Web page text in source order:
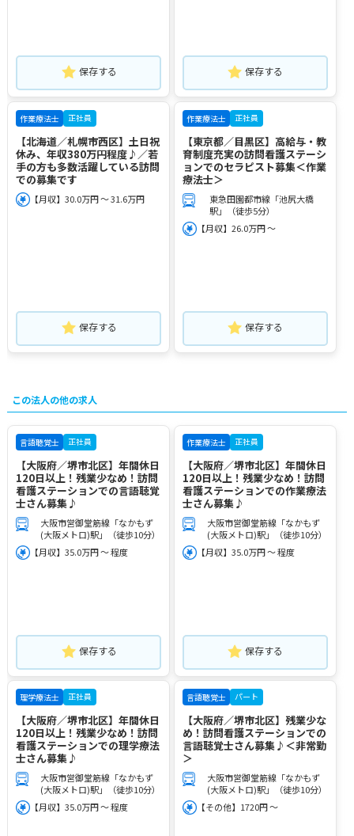
保存する 保存する
作業療法士 正社員
【北海道／札幌市西区】土日祝
休み、年収380万円程度♪／若
手の方も多数活躍している訪問
での募集です
【月収】30.0万円 ～ 31.6万円
保存する
作業療法士 正社員
【東京都／目黒区】高給与・教
育制度充実の訪問看護ステーシ
ョンでのセラピスト募集＜作業
療法士＞
東急田園都市線「池尻大橋
駅」（徒歩5分）
【月収】26.0万円 ～
保存する
この法人の他の求人
言語聴覚士 正社員
【大阪府／堺市北区】年間休日
120日以上！残業少なめ！訪問
看護ステーションでの言語聴覚
士さん募集♪
大阪市営御堂筋線「なかもず
(大阪メトロ)駅」（徒歩10分）
【月収】35.0万円 ～ 程度
保存する
作業療法士 正社員
【大阪府／堺市北区】年間休日
120日以上！残業少なめ！訪問
看護ステーションでの作業療法
士さん募集♪
大阪市営御堂筋線「なかもず
(大阪メトロ)駅」（徒歩10分）
【月収】35.0万円 ～ 程度
保存する
理学療法士 正社員
【大阪府／堺市北区】年間休日
120日以上！残業少なめ！訪問
看護ステーションでの理学療法
士さん募集♪
大阪市営御堂筋線「なかもず
(大阪メトロ)駅」（徒歩10分）
【月収】35.0万円 ～ 程度
言語聴覚士 パート
【大阪府／堺市北区】残業少な
め！訪問看護ステーションでの
言語聴覚士さん募集♪＜非常勤
＞
大阪市営御堂筋線「なかもず
(大阪メトロ)駅」（徒歩10分）
【その他】1720円 ～